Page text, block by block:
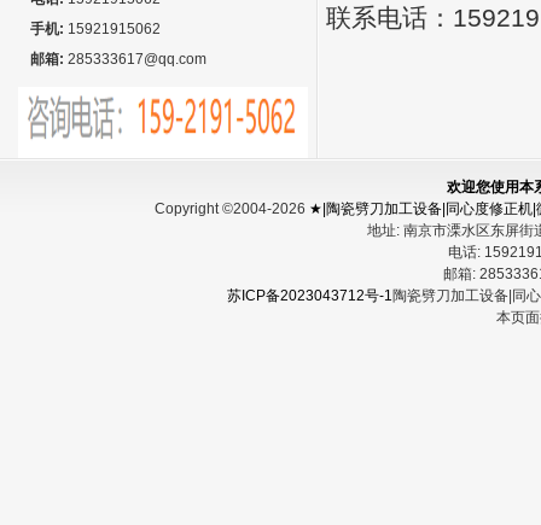
联系电话：
手机: 15921915062
邮箱: 285333617@qq.com
欢迎您使用本
Copyright ©2004-2026 ★|陶瓷劈刀加工设备|同心度修正机
地址: 南京市溧水区东屏
电话:
邮箱:
苏ICP备2023043712号-1陶瓷劈刀加工设备|同
本页